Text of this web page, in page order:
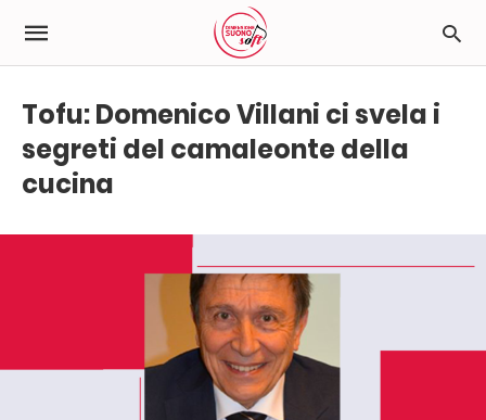
Tofu: Domenico Villani ci svela i
segreti del camaleonte della
cucina